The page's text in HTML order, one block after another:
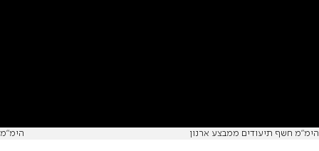
הימ"מ חשף תיעודים ממבצע ארנון הימ"מ